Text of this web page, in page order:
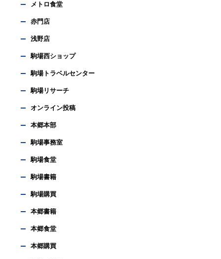
メトロ食堂
赤門店
浅野店
駒場西ショップ
駒場トラベルセンター
駒場リサーチ
オンライン投稿
本郷本部
駒場事務室
駒場食堂
駒場書籍
駒場購買
本郷書籍
本郷食堂
本郷購買